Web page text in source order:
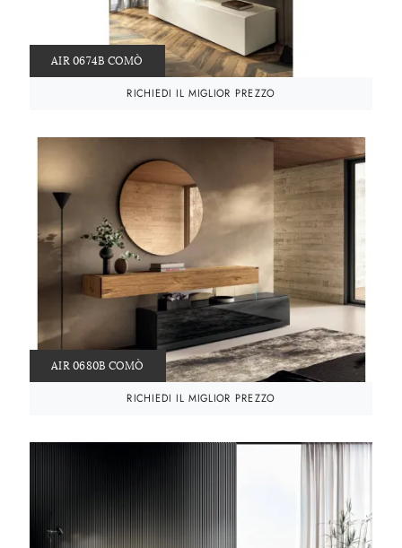
AIR 0674B COMÒ
RICHIEDI IL MIGLIOR PREZZO
AIR 0680B COMÒ
RICHIEDI IL MIGLIOR PREZZO